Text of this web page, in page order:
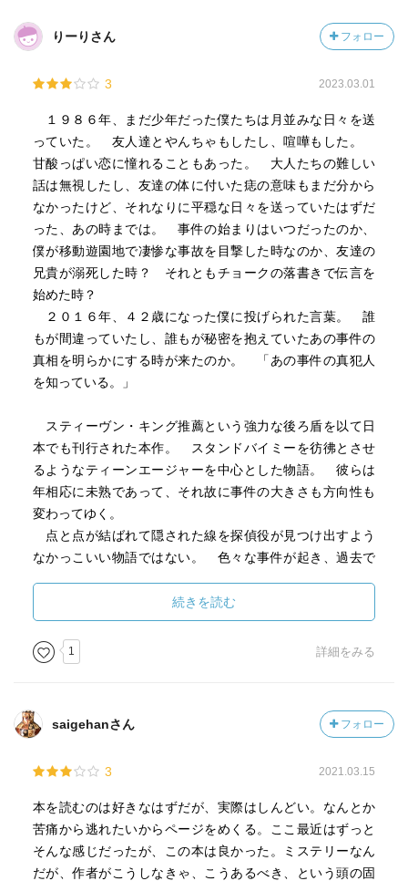
りーりさん フォロー
3 2023.03.01
１９８６年、まだ少年だった僕たちは月並みな日々を送
っていた。 友人達とやんちゃもしたし、喧嘩もした。
甘酸っぱい恋に憧れることもあった。 大人たちの難しい
話は無視したし、友達の体に付いた痣の意味もまだ分から
なかったけど、それなりに平穏な日々を送っていたはずだ
った、あの時までは。 事件の始まりはいつだったのか、
僕が移動遊園地で凄惨な事故を目撃した時なのか、友達の
兄貴が溺死した時？ それともチョークの落書きで伝言を
始めた時？
２０１６年、４２歳になった僕に投げられた言葉。 誰
もが間違っていたし、誰もが秘密を抱えていたあの事件の
真相を明らかにする時が来たのか。 「あの事件の真犯人
を知っている。」
スティーヴン・キング推薦という強力な後ろ盾を以て日
本でも刊行された本作。 スタンドバイミーを彷彿とさせ
るようなティーンエージャーを中心とした物語。 彼らは
年相応に未熟であって、それ故に事件の大きさも方向性も
変わってゆく。
点と点が結ばれて隠された線を探偵役が見つけ出すよう
なかっこいい物語ではない。 色々な事件が起き、過去で
た。 それらのほとんど線は２０１６年に回収される。
振り返れば些細なことだが当時の未熟な少年たちと大人た
ちの蟠りの前では有耶無耶になった。
＜本物の友達じゃないから。子供のころから知っている
た。 秘密を共有するには身分が違い過ぎた。 ただ近所
に住んでいるだけでは明かせない事実あった。 もし彼ら
も複雑に残酷にはならなかったのかもしれない。 でも小
学生時代の友人関係なんてそんなもんだと思う。
複雑な人間関係、身分違いの個性的な人物たちを多彩に
書き分け最終ページに恐るべき秘密を隠してみせた本
作。 キング氏のサスペンスな作風が好きなら一読の価値
続きを読む
1 詳細をみる
saigehanさん フォロー
3 2021.03.15
本を読むのは好きなはずだが、実際はしんどい。なんとか
苦痛から逃れたいからページをめくる。ここ最近はずっと
そんな感じだったが、この本は良かった。ミステリーなん
だが、作者がこうしなきゃ、こうあるべき、という頭の固